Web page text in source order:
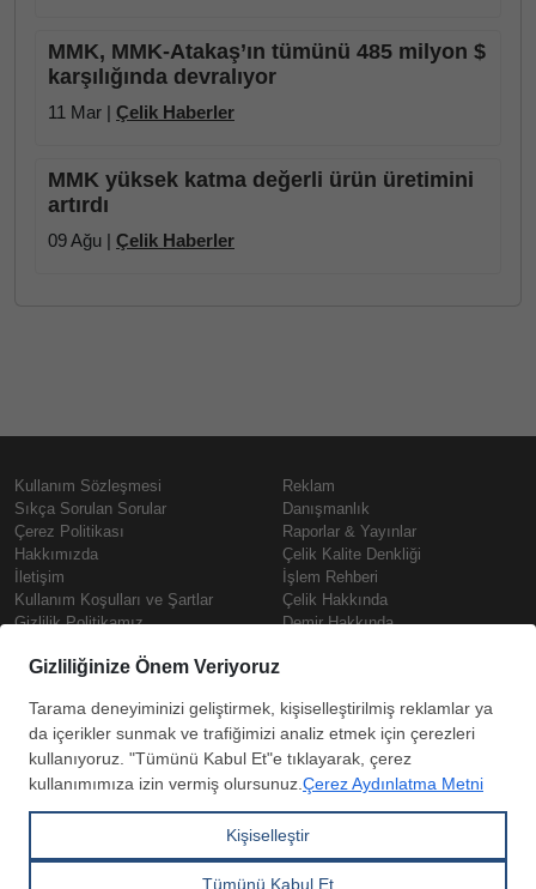
MMK, MMK-Atakaş’ın tümünü 485 milyon $
karşılığında devralıyor
11 Mar | Çelik Haberler
MMK yüksek katma değerli ürün üretimini
artırdı
09 Ağu | Çelik Haberler
Kullanım Sözleşmesi
Sıkça Sorulan Sorular
Çerez Politikası
Hakkımızda
İletişim
Kullanım Koşulları ve Şartlar
Gizlilik Politikamız
Prime
Reklam
Danışmanlık
Raporlar & Yayınlar
Çelik Kalite Denkliği
İşlem Rehberi
Çelik Hakkında
Demir Hakkında
Çelik Fiyatları
Demir Fiyatları
Güncel Hurda Fiyatları
Kutu Profil Fiyatları
Copyright © SteelOrbis Elektronik
Tüm hakları saklıdır